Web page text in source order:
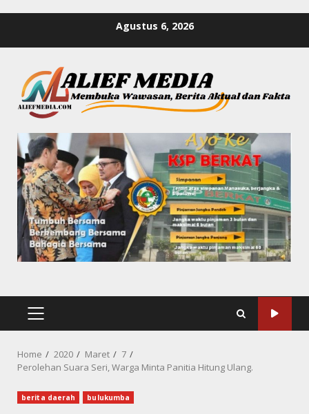
Agustus 6, 2026
PRIMARY
Home 2020 Maret
7
Perolehan Suara Seri, Warga Minta Panitia Hitung Ulang.
berita daerah bulukumba